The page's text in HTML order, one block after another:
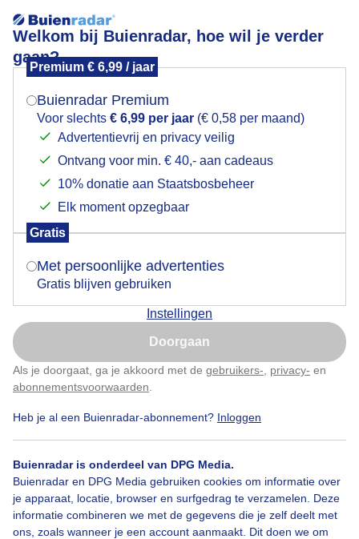
Welkom bij Buienradar, hoe wil je verder
gaan?
Premium € 6,99 / jaar
Buienradar Premium
Voor slechts € 6,99 per jaar (€ 0,58 per maand)
Advertentievrij en privacy veilig
Ontvang voor min. € 40,- aan cadeaus
10% donatie aan Staatsbosbeheer
Elk moment opzegbaar
Gratis
Met persoonlijke advertenties
Gratis blijven gebruiken
Instellingen
Doorgaan
Als je doorgaat, ga je akkoord met de gebruikers- privacy- en
abonnementsvoorwaarden
Heb je al een Buienradar-abonnement? Inloggen
Buienradar is onderdeel van DPG Media.
Buienradar en DPG Media gebruiken cookies om informatie over
je apparaat, locatie, browser en surfgedrag te verzamelen. Deze
informatie combineren we met de gegevens die je zelf deelt met
ons, zoals wanneer je een account aanmaakt. Dit doen we om
Bewolking
Door: Ton Wesselius Gemaakt: 05-08-2025, 43x bekeken
Zomer Zon Wolken
Bekijk slideshow
Mogen we je locatie gebruiken voor het
Indien je hier nog geen akkoord op hebt gegeven,
verschijnt er zo een pop-up uit je browser waarin
Is goed, toon de popup
Nu niet, misschien later
Klik hierom dit aan te passen